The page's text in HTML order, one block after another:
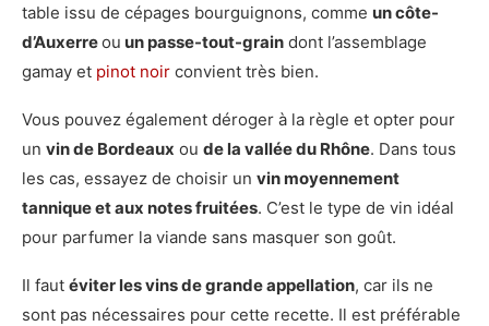
table issu de cépages bourguignons, comme un côte-
d’Auxerreou un passe-tout-grain dont l’assemblage
gamay et pinot noir convient très bien.
Vous pouvez également déroger à la règle et opter pour
un vin de Bordeaux ou de la vallée du Rhône. Dans tous
les cas, essayez de choisir un vin moyennement
tannique et aux notes fruitées. C’est le type de vin idéal
pour parfumer la viande sans masquer son goût.
Il faut éviter les vins de grande appellation, car ils ne
sont pas nécessaires pour cette recette. Il est préférable